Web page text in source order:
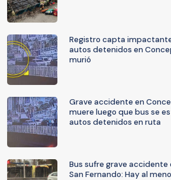
Registro capta
autos detenidos en
murió
Grave accidente en
muere luego que bus se
autos detenidos en ruta
Bus sufre grave accidente
San Fernando: Hay al